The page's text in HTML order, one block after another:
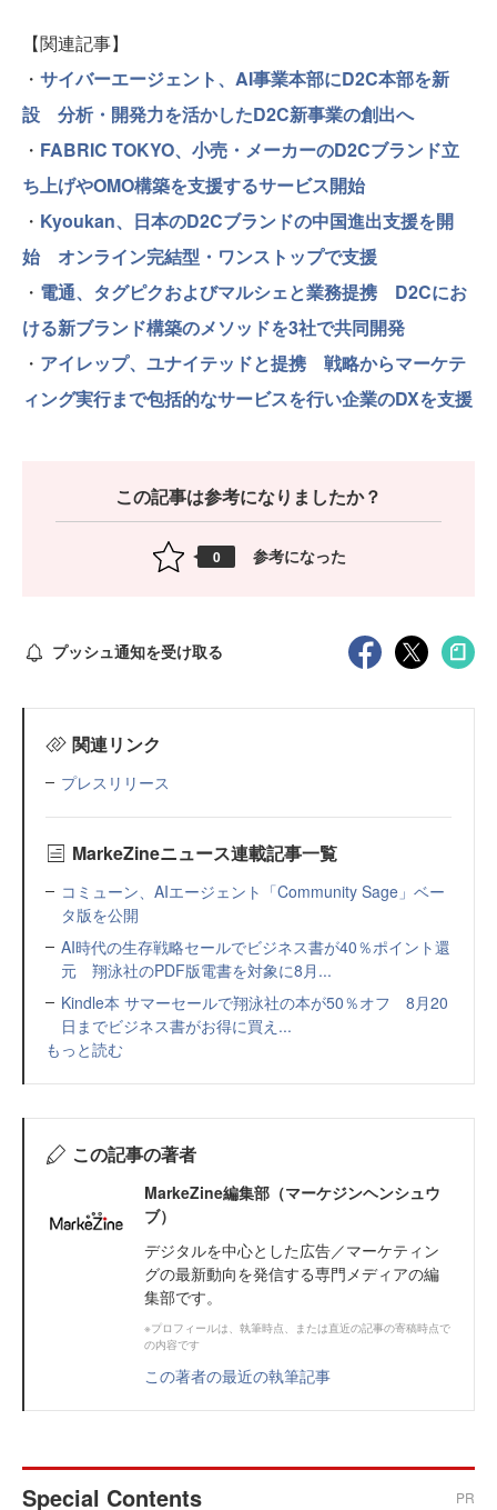
【関連記事】
・ サイバーエージェント、AI事業本部にD2C本部を新
設 分析・開発力を活かしたD2C新事業の創出へ
・ FABRIC TOKYO、小売・メーカーのD2Cブランド立
ち上げやOMO構築を支援するサービス開始
・ Kyoukan、日本のD2Cブランドの中国進出支援を開
始 オンライン完結型・ワンストップで支援
・ 電通、タグピクおよびマルシェと業務提携 D2Cにお
ける新ブランド構築のメソッドを3社で共同開発
・ アイレップ、ユナイテッドと提携 戦略からマーケテ
ィング実行まで包括的なサービスを行い企業のDXを支援
この記事は参考になりましたか？
0 参考になった
プッシュ通知を受け取る
関連リンク
プレスリリース
MarkeZineニュース連載記事一覧
コミューン、AIエージェント「Community Sage」ベー
タ版を公開
AI時代の生存戦略セールでビジネス書が40％ポイント還
元 翔泳社のPDF版電書を対象に8月...
Kindle本 サマーセールで翔泳社の本が50％オフ 8月20
日までビジネス書がお得に買え...
もっと読む
この記事の著者
MarkeZine編集部（マーケジンヘンシュウ
ブ）
デジタルを中心とした広告／マーケティン
グの最新動向を発信する専門メディアの編
集部です。
※プロフィールは、執筆時点、または直近の記事の寄稿時点で
の内容です
この著者の最近の執筆記事
Special Contents PR